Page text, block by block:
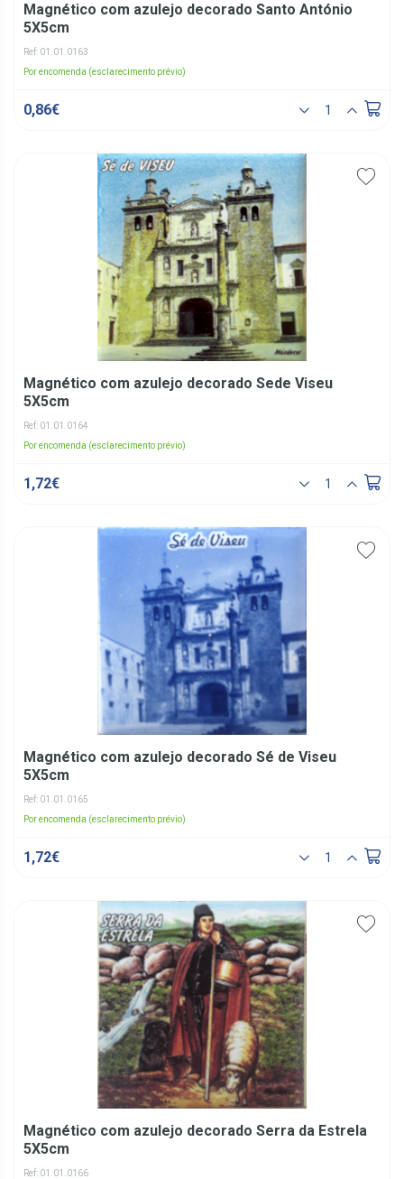
Magnético com azulejo decorado Santo António
5X5cm
Ref: 01.01.0163
Por encomenda (esclarecimento prévio)
0,86€
Magnético com azulejo decorado Sede Viseu
5X5cm
Ref: 01.01.0164
Por encomenda (esclarecimento prévio)
1,72€
Magnético com azulejo decorado Sé de Viseu
5X5cm
Ref: 01.01.0165
Por encomenda (esclarecimento prévio)
1,72€
Magnético com azulejo decorado Serra da Estrela
5X5cm
Ref: 01.01.0166